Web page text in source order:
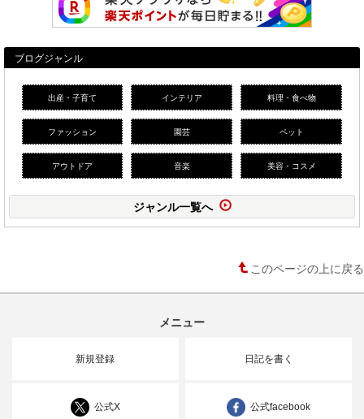
ブログジャンル
出産・子育て インテリア 料理・食べ物
ファッション 園芸 ペット
アウトドア 音楽 美容・コスメ
ジャンル一覧へ
このページの上に戻る
メニュー
新規登録 日記を書く
公式X 公式facebook